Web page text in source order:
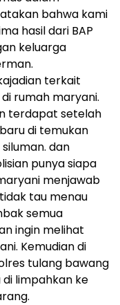
bahwa kami
hasil dari BAP
keluarga
terkait
rumah maryani.
terdapat setelah
di temukan
dan
punya siapa
menjawab
tau menau
semua
ingin melihat
Kemudian di
tulang bawang
di limpahkan ke